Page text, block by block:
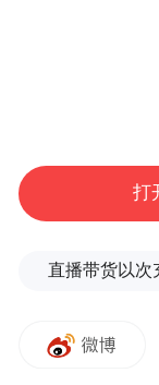
侥幸心理，
持续多次驾
通过天网监
2026年5月
打